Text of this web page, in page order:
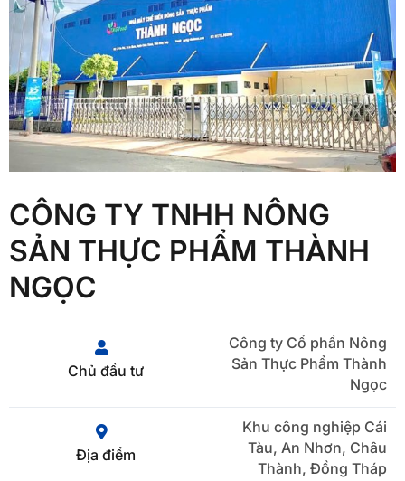
CÔNG TY TNHH NÔNG
SẢN THỰC PHẨM THÀNH
NGỌC
Chủ đầu tư
Công ty Cổ phần Nông
Sản Thực Phẩm Thành
Ngọc
Địa điểm
Khu công nghiệp Cái
Tàu, An Nhơn, Châu
Thành, Đồng Tháp